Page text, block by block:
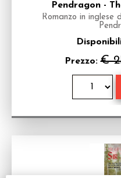
Pendragon -
Romanzo in inglese
Prezzo:€